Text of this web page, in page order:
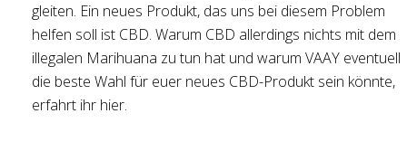
gleiten. Ein neues Produkt, das uns bei diesem Problem
helfen soll ist CBD. Warum CBD allerdings nichts mit dem
illegalen Marihuana zu tun hat und warum VAAY eventuell
die beste Wahl für euer neues CBD-Produkt sein könnte,
erfahrt ihr hier.